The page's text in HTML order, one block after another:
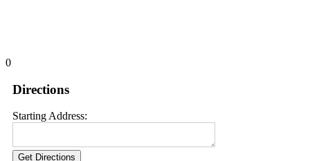
0
Directions
Starting Address: